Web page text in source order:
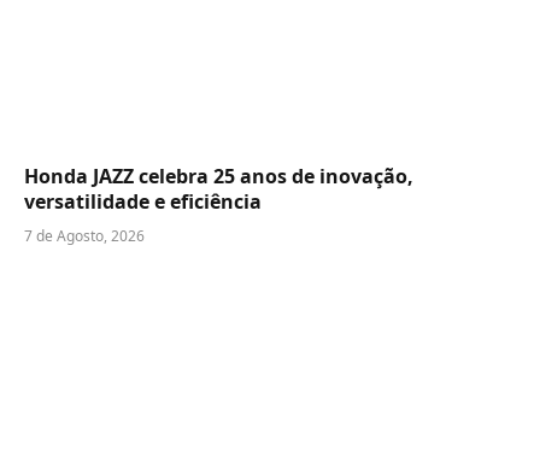
Honda JAZZ celebra 25 anos de inovação,
versatilidade e eficiência
7 de Agosto, 2026